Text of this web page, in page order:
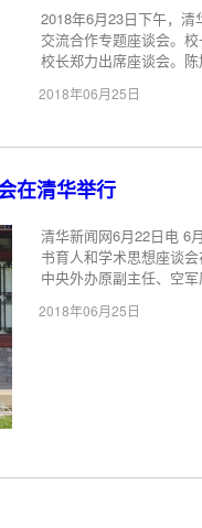
2018年6月23日下午，
交流合作专题座谈会。
校长郑力出席座谈会。
2018年06月25日
在清华举行
清华新闻网6月22日电 6
书育人和学术思想座谈
中央外办原副主任、空
2018年06月25日